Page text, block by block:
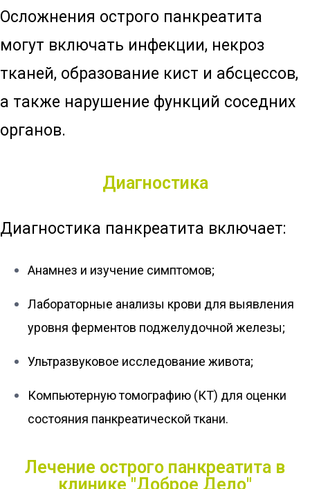
Осложнения острого панкреатита
могут включать инфекции, некроз
тканей, образование кист и абсцессов,
а также нарушение функций соседних
органов.
Диагностика
Диагностика панкреатита включает:
Анамнез и изучение симптомов;
Лабораторные анализы крови для выявления
уровня ферментов поджелудочной железы;
Ультразвуковое исследование живота;
Компьютерную томографию (КТ) для оценки
состояния панкреатической ткани.
Лечение острого панкреатита в
клинике "Доброе Дело"